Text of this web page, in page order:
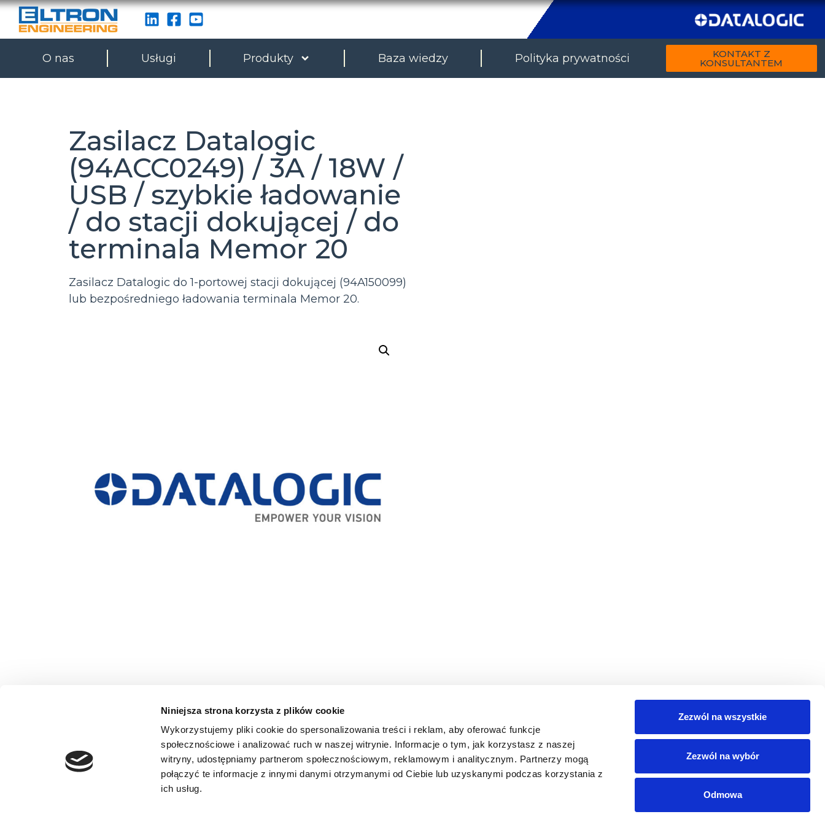
Niniejsza strona korzysta z plików cookie
Wykorzystujemy pliki cookie do spersonalizowania treści i reklam, aby oferować funkcje
społecznościowe i analizować ruch w naszej witrynie. Informacje o tym, jak korzystasz z naszej
witryny, udostępniamy partnerom społecznościowym, reklamowym i analitycznym. Partnerzy mogą
połączyć te informacje z innymi danymi otrzymanymi od Ciebie lub uzyskanymi podczas korzystania z
ich usług.
Zezwól na wszystkie
Zezwól na wybór
Odmowa
O nas Usługi Produkty Baza wiedzy Polityka prywatności KONTAKT Z
KONSULTANTEM
Zasilacz Datalogic
(94ACC0249) / 3A / 18W /
USB / szybkie ładowanie
/ do stacji dokującej / do
terminala Memor 20
Zasilacz Datalogic do 1-portowej stacji dokującej (94A150099)
lub bezpośredniego ładowania terminala Memor 20.
Akcesoria,Terminale mobilne
ELTRON Sp. z o. o. Sp. k.
O nas Baza wiedzy Produkty Do pobrania Usługi
Polityka prywatności